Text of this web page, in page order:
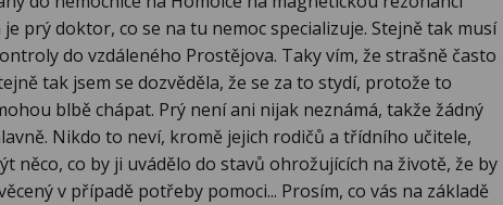
prý doktor, co se na tu nemoc specializuje. Stejně tak musí
do vzdáleného Prostějova. Taky vím, že strašně často
tak jsem se dozvěděla, že se za to stydí, protože to
blbě chápat. Prý není ani nijak neznámá, takže žádný
Nikdo to neví, kromě jejich rodičů a třídního učitele,
něco, co by ji uvádělo do stavů ohrožujících na životě, že by
v případě potřeby pomoci... Prosím, co vás na základě